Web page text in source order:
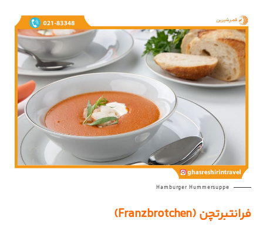
Hamburger Hummersuppe
فرانتبرتچن (Franzbrotchen)